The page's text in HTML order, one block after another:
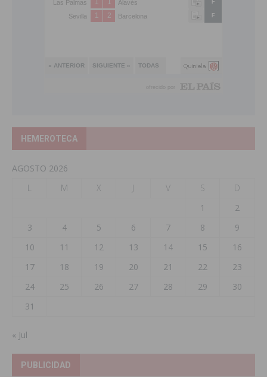
HEMEROTECA
AGOSTO 2026
L
M X J V S
D
1
2
3
4 5 6 7 8
9
10
11 12 13 14 15
16
17
18 19 20 21 22
23
24
25 26 27 28 29
30
31
« Jul
PUBLICIDAD